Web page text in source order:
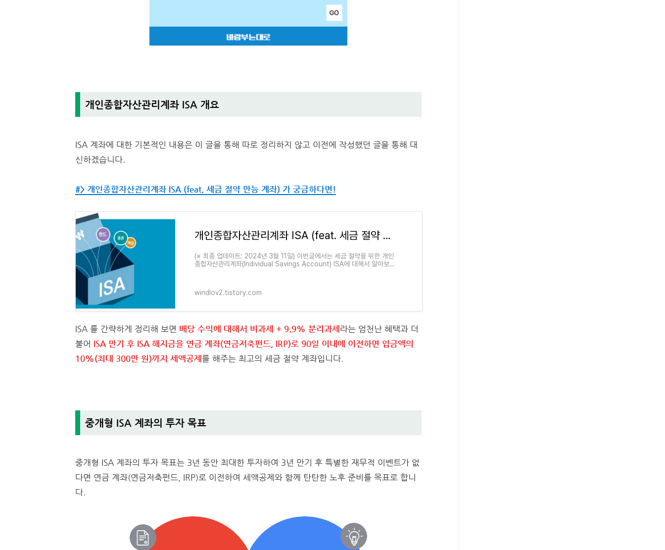
개인종합자산관리계좌 ISA 개요
ISA 계좌에 대한 기본적인 내용은 이 글을 통해 따로 정리하지 않고 이전에 작성했던 글을 통해 대
신하겠습니다.
#> 개인종합자산관리계좌 ISA (feat. 세금 절약 만능 계좌) 가 궁금하다면!
개인종합자산관리계좌 ISA (feat. 세금 절약 만능 계좌) 가 궁금하다면!
(※ 최종 업데이트: 2024년 3월 11일) 이번글에서는 세금 절약을 위한 개인
종합자산관리계좌(Individual Savings Account) ISA에 대해서 알아보려
windlov2.tistory.com
ISA 를 간략하게 정리해 보면 배당 수익에 대해서 비과세 + 9.9% 분리과세라는 엄천난 혜택과 더
불어 ISA 만기 후 ISA 해지금을 연금 계좌(연금저축펀드, IRP)로 90일 이내에 이전하면 입금액의
10%(최대 300만 원)까지 세액공제를 해주는 최고의 세금 절약 계좌입니다.
중개형 ISA 계좌의 투자 목표
중개형 ISA 계좌의 투자 목표는 3년 동안 최대한 투자하여 3년 만기 후 특별한 재무적 이벤트가 없
다면 연금 계좌(연금저축펀드, IRP)로 이전하여 세액공제와 함께 탄탄한 노후 준비를 목표로 합니
다.